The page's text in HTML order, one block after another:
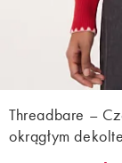
Threadbare –
okrągłym